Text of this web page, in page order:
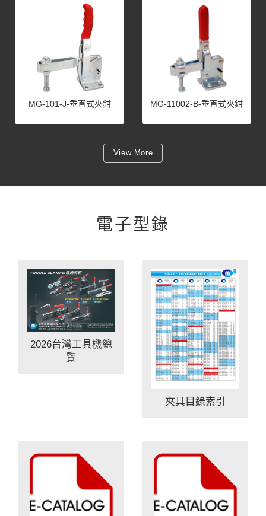
MG-101-J-垂直式夾鉗 MG-11002-B-垂直式夾鉗
View More
電子型錄
2026台灣工具機總
覽
夾具目錄索引